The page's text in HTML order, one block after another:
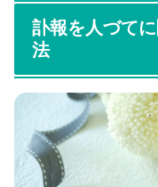
訃報を人づて
法